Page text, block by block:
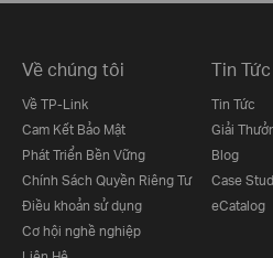
Về chúng tôi
Về TP-Link
Cam Kết Bảo Mật
Phát Triển Bền Vững
Chính Sách Quyền Riêng Tư
Điều khoản sử dụng
Cơ hội nghề nghiệp
Tin Tức
Tin Tức
Giải
Blog
Case
eCatalog